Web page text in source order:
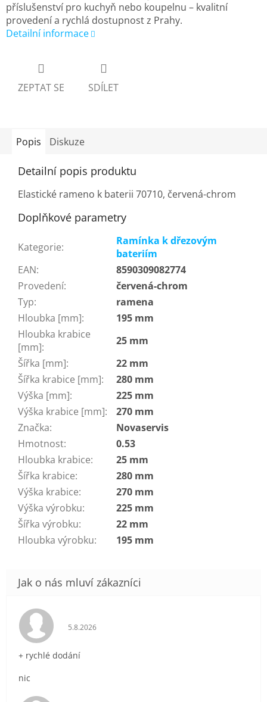
příslušenství pro kuchyň nebo koupelnu – kvalitní
provedení a rychlá dostupnost z Prahy.
Detailní informace
ZEPTAT SE SDÍLET
Popis Diskuze
Detailní popis produktu
Elastické rameno k baterii 70710, červená-chrom
Doplňkové parametry
Kategorie:
Ramínka k dřezovým
bateriím
EAN:
8590309082774
Provedení:
červená-chrom
Typ:
ramena
Hloubka [mm]:
195 mm
Hloubka krabice
[mm]:
25 mm
Šířka [mm]:
22 mm
Šířka krabice [mm]:
280 mm
Výška [mm]:
225 mm
Výška krabice [mm]:
270 mm
Značka:
Novaservis
Hmotnost:
0.53
Hloubka krabice:
25 mm
Šířka krabice:
280 mm
Výška krabice:
270 mm
Výška výrobku:
225 mm
Šířka výrobku:
22 mm
Hloubka výrobku: 195 mm
Hodnocení obchodu je 5 z 5 hvězdiček.
5.8.2026
+ rychlé dodání
nic